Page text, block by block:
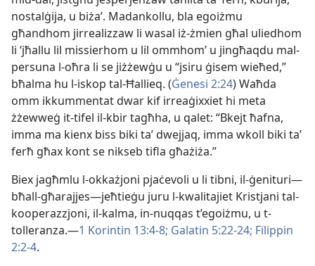
nostalġija, u biżaʼ. Madankollu, bla egoiżmu
għandhom jirrealizzaw li wasal iż-​żmien għal uliedhom
li ‘jħallu lil missierhom u lil ommhom’ u jingħaqdu mal-​
persuna l-​oħra li se jiżżewġu u “jsiru ġisem wieħed,”
bħalma hu l-​iskop tal-​Ħallieq. (Ġenesi 2:24) Waħda
omm ikkummentat dwar kif irreaġixxiet hi meta
żżewweġ it-​tifel il-​kbir tagħha, u qalet: “Bkejt ħafna,
imma ma kienx biss biki taʼ dwejjaq, imma wkoll biki taʼ
ferħ għax kont se nikseb tifla għażiża.”
Biex jagħmlu l-​okkażjoni pjaċevoli u li tibni, il-​ġenituri—
bħall-​għarajjes—jeħtieġu juru l-​kwalitajiet Kristjani tal-​
kooperazzjoni, il-​kalma, in-​nuqqas t’egoiżmu, u t-​
tolleranza.—1 Korintin 13:​4-8; Galatin 5:​22-24; Filippin
2:​2-4.